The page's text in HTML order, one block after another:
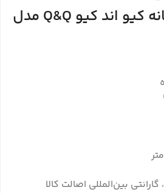
ساعت مچی بچگانه کیو اند کیو Q&Q مدل
بین‌المللی اصالت کالا